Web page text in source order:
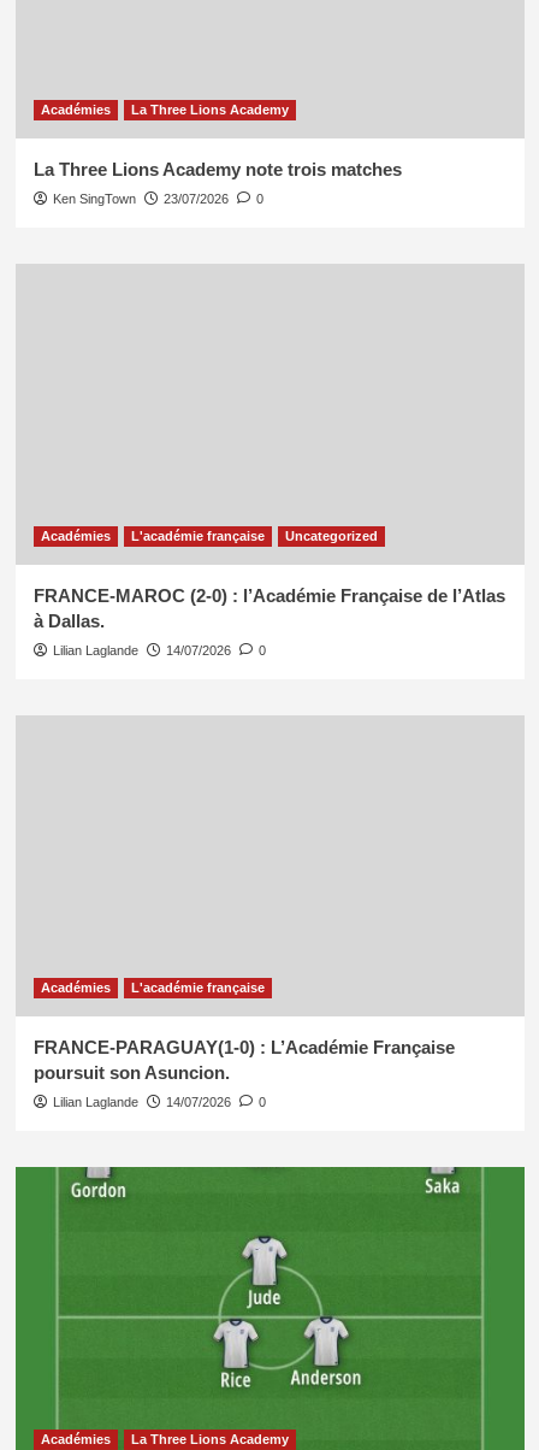
Académies La Three Lions Academy
La Three Lions Academy note trois matches
Ken SingTown 23/07/2026 0
Académies L'académie française Uncategorized
FRANCE-MAROC (2-0) : l’Académie Française de l’Atlas
à Dallas.
Lilian Laglande 14/07/2026 0
Académies L'académie française
FRANCE-PARAGUAY(1-0) : L’Académie Française
poursuit son Asuncion.
Lilian Laglande 14/07/2026 0
Académies La Three Lions Academy